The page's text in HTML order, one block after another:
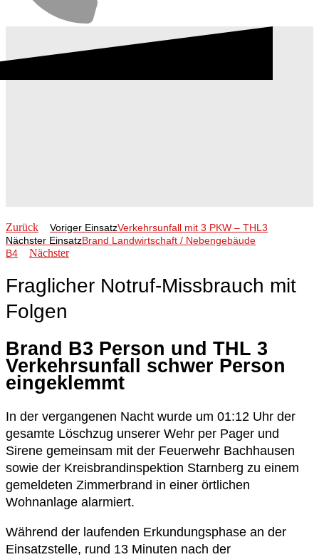
Zurück Voriger EinsatzVerkehrsunfall mit 3 PKW – THL3
Nächster EinsatzBrand Landwirtschaft / Nebengebäude
B4
Nächster
Fraglicher Notruf-Missbrauch mit
Folgen
Brand B3 Person und THL 3
Verkehrsunfall schwer Person
eingeklemmt
In der vergangenen Nacht wurde um 01:12 Uhr der
gesamte Löschzug unserer Wehr per Pager und
Sirene gemeinsam mit der Feuerwehr Bachhausen
sowie der Kreisbrandinspektion Starnberg zu einem
gemeldeten Zimmerbrand in einer örtlichen
Wohnanlage alarmiert.
Während der laufenden Erkundungsphase an der
Einsatzstelle, rund 13 Minuten nach der